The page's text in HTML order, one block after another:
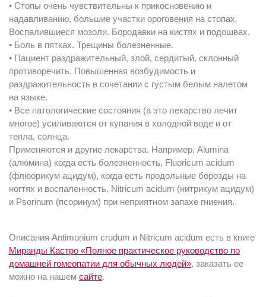
• Стопы очень чувствительны к прикосновению и
надавливанию, большие участки ороговения на стопах.
Воспалившиеся мозоли. Бородавки на кистях и подошвах.
• Боль в пятках. Трещины болезненные.
• Пациент раздражительный, злой, сердитый, склонный
противоречить. Повышенная возбудимость и
раздражительность в сочетании с густым белым налетом
на языке.
• Все патологические состояния (а это лекарство лечит
многое) усиливаются от купания в холодной воде и от
тепла, солнца.
Применяются и другие лекарства. Например, Alumina
(алюмина) когда есть болезненность, Fluoricum acidum
(флюорикум ацидум), когда есть продольные борозды на
ногтях и воспаленность, Nitricum acidum (нитрикум ацидум)
и Psorinum (псоринум) при неприятном запахе гниения.
Описания Antimonium crudum и Nitricum acidum есть в книге
Миранды Кастро «Полное практическое руководство по
домашней гомеопатии для обычных людей», заказать ее
можно на нашем сайте.